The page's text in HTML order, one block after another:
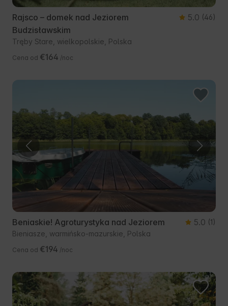
Rajsco – domek nad Jeziorem
Budzisławskim
5.0 (46)
Tręby Stare, wielkopolskie, Polska
Cena od €164 /noc
Beniaskie! Agroturystyka nad Jeziorem 5.0 (1)
Bieniasze, warmińsko-mazurskie, Polska
Cena od €194 /noc